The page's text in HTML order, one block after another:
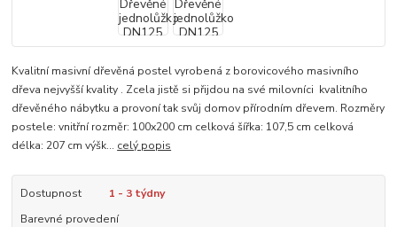
Kvalitní masivní dřevěná postel vyrobená z borovicového masivního
dřeva nejvyšší kvality . Zcela jistě si přijdou na své milovníci kvalitního
dřevěného nábytku a provoní tak svůj domov přírodním dřevem. Rozměry
postele: vnitřní rozměr: 100x200 cm celková šířka: 107,5 cm celková
délka: 207 cm výšk... celý popis
Dostupnost
1 - 3 týdny
Barevné provedení